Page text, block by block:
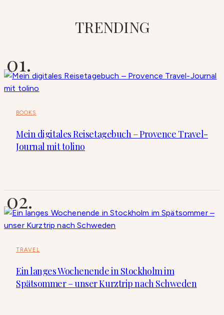
TRENDING
BOOKS
Mein digitales Reisetagebuch – Provence Travel-
Journal mit tolino
TRAVEL
Ein langes Wochenende in Stockholm im
Spätsommer – unser Kurztrip nach Schweden